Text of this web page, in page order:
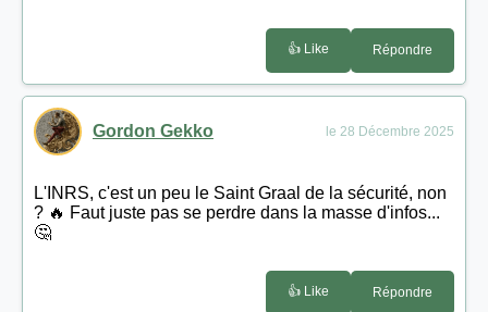
👍 Like Répondre
Gordon Gekko le 28 Décembre 2025
L'INRS, c'est un peu le Saint Graal de la sécurité, non
? 🔥 Faut juste pas se perdre dans la masse d'infos...
🤔
👍 Like Répondre